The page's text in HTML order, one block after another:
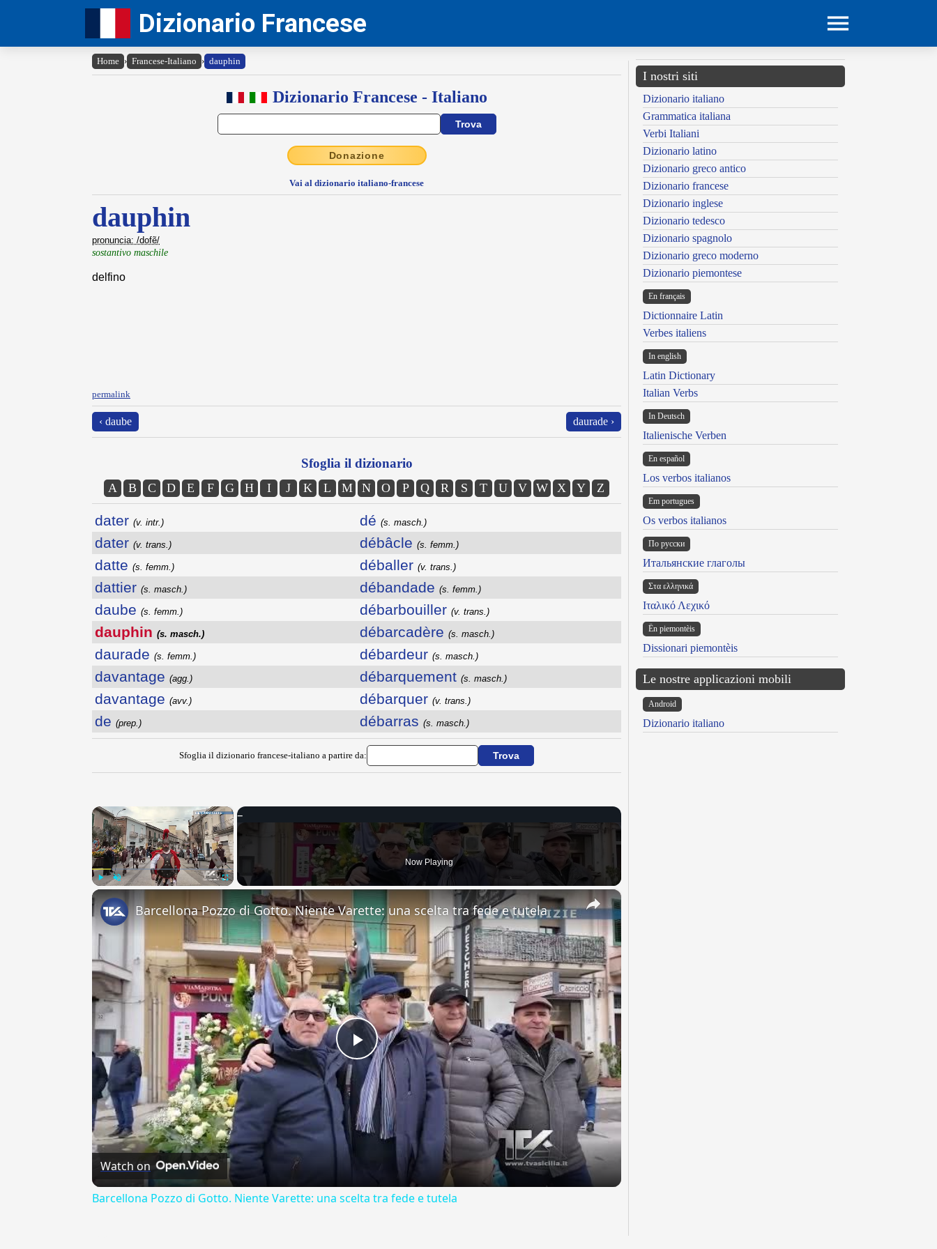
Dizionario Francese
Home › Francese-Italiano › dauphin
Dizionario Francese - Italiano
Donazione
Vai al dizionario italiano-francese
dauphin
pronuncia: /dofẽ/
sostantivo maschile
delfino
permalink
‹ daube daurade ›
Sfoglia il dizionario
A B C D E F G H I J K L M N O P Q R S T U V W X Y Z
dater (v. intr.)
dater (v. trans.)
datte (s. femm.)
dattier (s. masch.)
daube (s. femm.)
dauphin (s. masch.)
daurade (s. femm.)
davantage (agg.)
davantage (avv.)
de (prep.)
dé (s. masch.)
débâcle (s. femm.)
déballer (v. trans.)
débandade (s. femm.)
débarbouiller (v. trans.)
débarcadère (s. masch.)
débardeur (s. masch.)
débarquement (s. masch.)
débarquer (v. trans.)
débarras (s. masch.)
Sfoglia il dizionario francese-italiano a partire da:
×
Now Playing
×
Play
Video
Barcellona Pozzo di Gotto. Niente Varette: una scelta tra fede e tutela
Watch on
Barcellona Pozzo di Gotto. Niente Varette: una scelta tra fede e tutela
I nostri siti
Dizionario italiano
Grammatica italiana
Verbi Italiani
Dizionario latino
Dizionario greco antico
Dizionario francese
Dizionario inglese
Dizionario tedesco
Dizionario spagnolo
Dizionario greco moderno
Dizionario piemontese
En français
Dictionnaire Latin
Verbes italiens
In english
Latin Dictionary
Italian Verbs
In Deutsch
Italienische Verben
En español
Los verbos italianos
Em portugues
Os verbos italianos
По русски
Итальянские глаголы
Στα ελληνικά
Ιταλικό Λεχικό
Ën piemontèis
Dissionari piemontèis
Le nostre applicazioni mobili
Android
Dizionario italiano